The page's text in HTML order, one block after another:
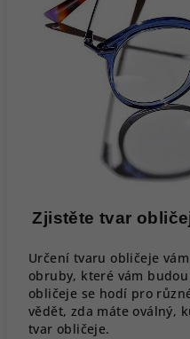
Zjistěte tvar
Určení tvaru obličeje
obruby, které vám
obličeje se hodí pro
vědět, zda máte oválný,
tvar obličeje.